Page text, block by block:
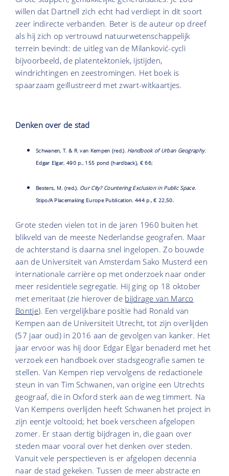
willen dat Dartnell zich echt had verdiept in dit soort
zeer indirecte verbanden. Beter is de auteur op dreef
als hij zich op vertrouwd natuurwetenschappelijk
terrein bevindt: de uitleg van de Milanković-cycli
bijvoorbeeld, de platentektoniek, ijstijden,
windrichtingen en zeestromingen. Het boek is
spaarzaam geïllustreerd met zwart-witkaartjes.
Denken over de stad
Schwanen, T. & R. van Kempen (red.). Handbook of Urban Geography.
Edgar Elgar, 490 p., 155 pond (hardback), € 66;
Besters, M. (red.). Our City? Countering Exclusion in Public Space.
Stipo/A Placemaking Europe Publication. 444 p., € 22,50.
Grote steden vielen tot in de jaren 1960 buiten het
blikveld van de meeste Nederlandse geografen. Maar
de achterstand is daarna snel ingelopen. Zo bouwde
aan de Universiteit van Amsterdam Sako Musterd een
internationale carrière op met onderzoek naar onder
meer residentiële segregatie. Hij ging op 18 oktober
met emeritaat (zie hierover de bijdrage van Marco
Bontje). Een vergelijkbare positie had Ronald van
Kempen aan de Universiteit Utrecht, tot zijn overlijden
(57 jaar oud) in 2016 aan de gevolgen van kanker. Het
jaar ervoor was hij door Edgar Elgar benaderd met het
verzoek een handboek over stadsgeografie samen te
stellen. Van Kempen riep vervolgens de redactionele
steun in van Tim Schwanen, van origine een Utrechts
geograaf, die in Oxford sterk aan de weg timmert. Na
Van Kempens overlijden heeft Schwanen het project in
zijn eentje voltooid; het boek verscheen afgelopen
zomer. Er staan dertig bijdragen in, die gaan over
steden maar vooral over het denken over steden.
Vanuit vele perspectieven is er afgelopen decennia
naar de stad gekeken. Tussen de meer abstracte en